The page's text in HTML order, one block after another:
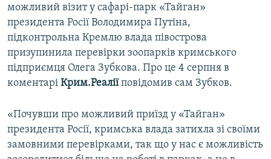
Усі сайти RFE/RL
можливий візит у сафарі-парк «Тайган»
президента Росії Володимира Путіна,
підконтрольна Кремлю влада півострова
призупинила перевірки зоопарків кримського
підприємця Олега Зубкова. Про це 4 серпня в
коментарі Крим.Реаліїповідомив сам Зубков.
«Почувши про можливий приїзд у «Тайган»
президента Росії, кримська влада затихла зі своїми
замовними перевірками, так що у нас є можливість